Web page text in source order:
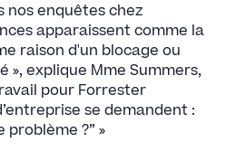
nos enquêtes chez
apparaissent comme la
raison d'un blocage ou
», explique Mme Summers,
pour Forrester
se demandent :
problème ?” »